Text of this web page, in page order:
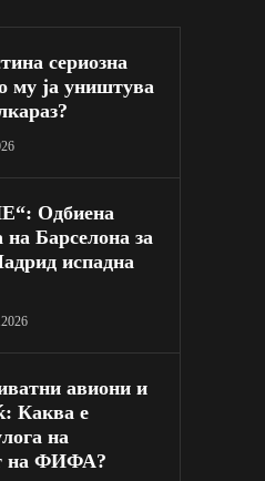
сериозна
му ја уништува
Одбиена
на Барселона за
испадна
авиони и
Каква е
на
на ФИФА?